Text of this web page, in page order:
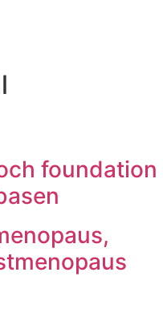
foundation